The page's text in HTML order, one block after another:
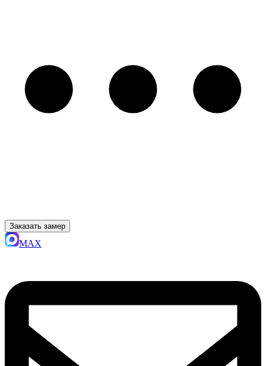
Заказать замер
MAX